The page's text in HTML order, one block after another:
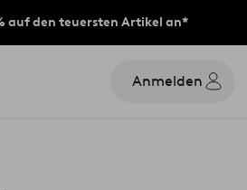
auf den teuersten Artikel an*
Anmelden